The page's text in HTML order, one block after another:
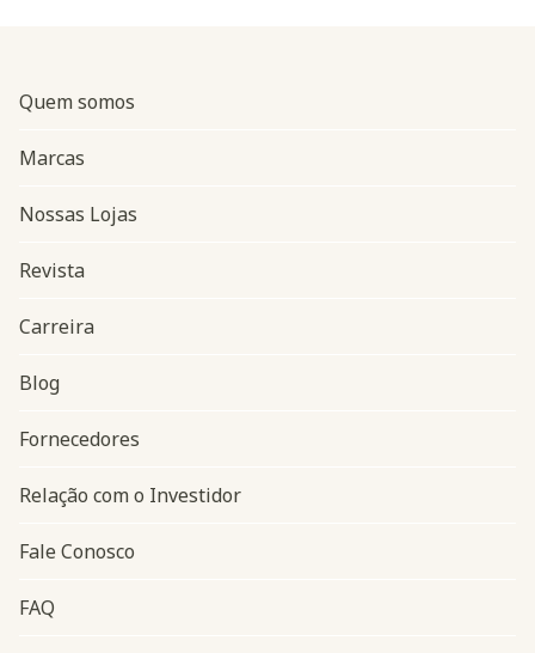
Navegação do rodapé
Quem somos
Marcas
Nossas Lojas
Revista
Carreira
Blog
Fornecedores
Relação com o Investidor
Fale Conosco
FAQ